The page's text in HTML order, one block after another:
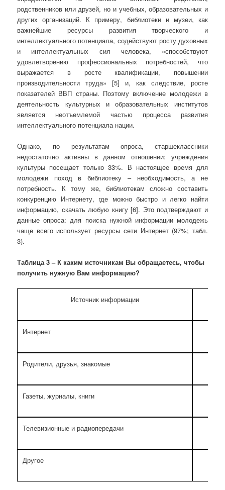
родственников или друзей, но и учебных, образовательных и
других организаций. К примеру, библиотеки и музеи, как
важнейшие ресурсы развития творческого и
интеллектуального потенциала, содействуют росту духовных
и интеллектуальных сил человека, «способствуют
удовлетворению профессиональных потребностей, что
выражается в росте квалификации, повышении
производительности труда» [5] и, как следствие, росте
показателей ВВП страны. Поэтому включение молодежи в
деятельность культурных и образовательных институтов
является неотъемлемой частью процесса развития
интеллектуального потенциала нации.
Однако, по результатам опроса, старшеклассники
недостаточно активны в данном отношении: учреждения
культуры посещает только 33%. В настоящее время для
молодежи поход в библиотеку – необходимость, а не
потребность. К тому же, библиотекам сложно составить
конкуренцию Интернету, где можно быстро и легко найти
информацию, скачать любую книгу [6]. Это подтверждают и
данные опроса: для поиска нужной информации молодежь
чаще всего использует ресурсы сети Интернет (97%; табл.
3).
Таблица 3 – К каким источникам Вы обращаетесь, чтобы
получить нужную Вам информацию?
Источник информации
Интернет
Родители, друзья, знакомые
Газеты, журналы, книги
Телевизионные и радиопередачи
Другое